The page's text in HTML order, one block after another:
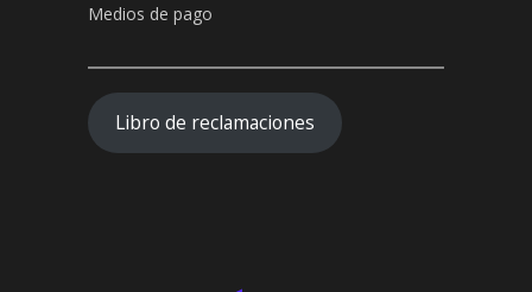
Medios de pago
Libro de reclamaciones